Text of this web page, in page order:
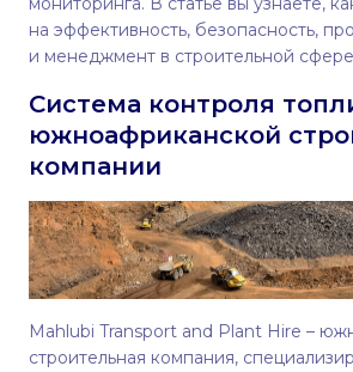
на эффективность, безопасность,
и менеджмент в строительной
Система контроля
южноафриканской
компании
Mahlubi Transport and Plant Hire –
строительная компания,